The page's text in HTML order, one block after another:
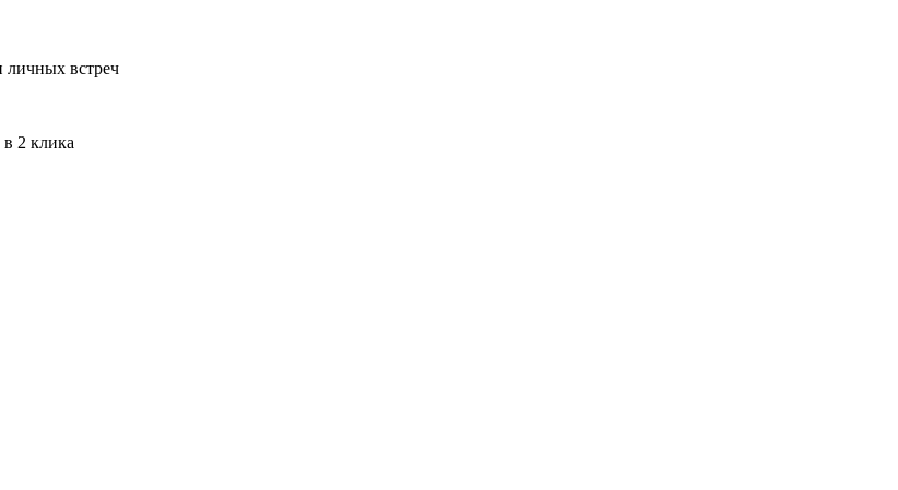
личных встреч
2 клика